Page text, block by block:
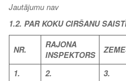
Jautājumu nav
1.2. PAR KOKU CIRŠANU
NR.
RAJONA
INSPEKTORS
1. 2. 3.